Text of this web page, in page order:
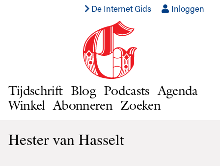
De Internet Gids Inloggen
Tijdschrift Blog Podcasts Agenda
Winkel Abonneren Zoeken
Hester van Hasselt